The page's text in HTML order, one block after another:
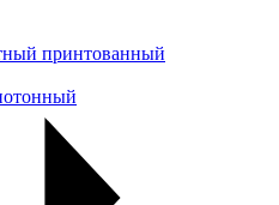
принтованный